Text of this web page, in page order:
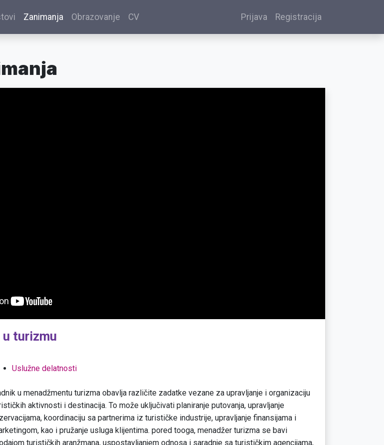
Zanimanja Obrazovanje CV Prijava Registracija
turizmu
Uslužne delatnosti
u menadžmentu turizma obavlja različite zadatke vezane za upravljanje i organizaciju
aktivnosti i destinacija. To može uključivati planiranje putovanja, upravljanje
koordinaciju sa partnerima iz turističke industrije, upravljanje finansijama i
kao i pružanje usluga klijentima. pored tooga, menadžer turizma se bavi
turističkih aranžmana, uspostavljanjem odnosa i saradnje sa turističkim agencijama,